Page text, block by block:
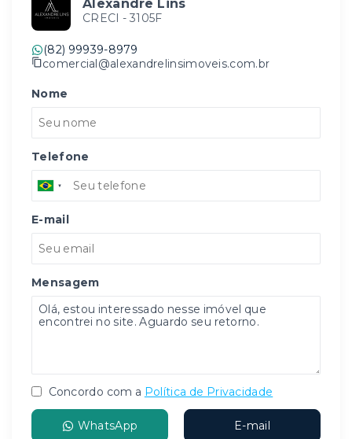
Alexandre Lins
CRECI - 3105F
(82) 99939-8979
comercial@alexandrelinsimoveis.com.br
Nome
Telefone
E-mail
Mensagem
Concordo com a Política de Privacidade
WhatsApp E-mail